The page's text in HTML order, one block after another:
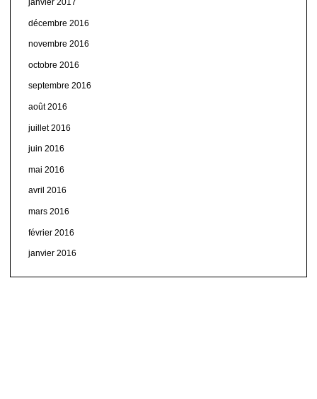
janvier 2017
décembre 2016
novembre 2016
octobre 2016
septembre 2016
août 2016
juillet 2016
juin 2016
mai 2016
avril 2016
mars 2016
février 2016
janvier 2016